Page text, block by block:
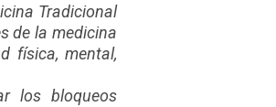
Tradicional
de la medicina
física, mental,
los bloqueos